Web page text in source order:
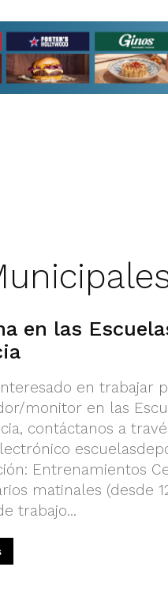
en las
en trabajar
monitor en las
contáctanos a
Entrenamientos
matinales (desde
trabajo...